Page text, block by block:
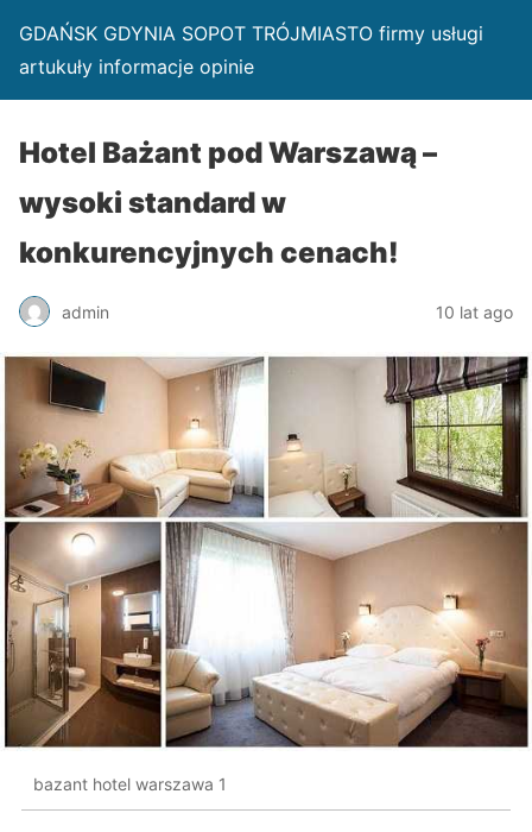
GDAŃSK GDYNIA SOPOT TRÓJMIASTO firmy usługi
artukuły informacje opinie
Hotel Bażant pod Warszawą –
wysoki standard w
konkurencyjnych cenach!
admin 10 lat ago
bazant hotel warszawa 1